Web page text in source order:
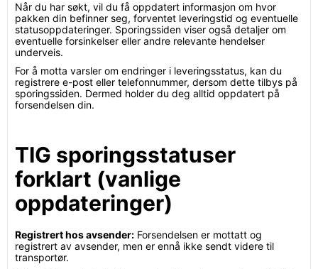
Når du har søkt, vil du få oppdatert informasjon om hvor
pakken din befinner seg, forventet leveringstid og eventuelle
statusoppdateringer. Sporingssiden viser også detaljer om
eventuelle forsinkelser eller andre relevante hendelser
underveis.
For å motta varsler om endringer i leveringsstatus, kan du
registrere e-post eller telefonnummer, dersom dette tilbys på
sporingssiden. Dermed holder du deg alltid oppdatert på
forsendelsen din.
TIG sporingsstatuser
forklart (vanlige
oppdateringer)
Registrert hos avsender: Forsendelsen er mottatt og
registrert av avsender, men er ennå ikke sendt videre til
transportør.